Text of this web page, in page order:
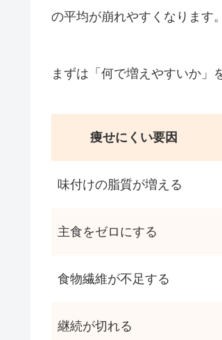
の平均が崩れやすくなります。
まずは「何で増えやすいか」
痩せにくい要因
味付けの脂質が増える
主食をゼロにする
食物繊維が不足する
継続が切れる